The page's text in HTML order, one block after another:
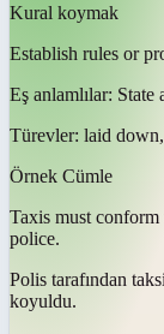
Kural koymak
Establish rules or
Eş anlamlılar: State
Türevler: laid
Örnek Cümle
Taxis must conform
police.
Polis tarafından
koyuldu.